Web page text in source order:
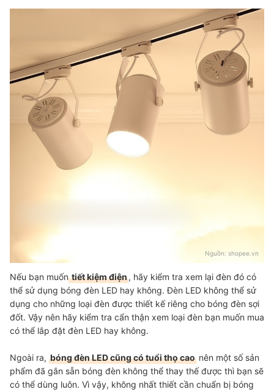
Nguồn: shopee.vn
Nếu bạn muốntiết kiệm điện, hãy kiểm tra xem lại đèn đó có
thể sử dụng bóng đèn LED hay không. Đèn LED không thể sử
dụng cho những loại đèn được thiết kế riêng cho bóng đèn sợi
đốt. Vậy nên hãy kiểm tra cẩn thận xem loại đèn bạn muốn mua
có thể lắp đặt đèn LED hay không.
Ngoài ra, bóng đèn LED cũng có tuổi thọ cao nên một số sản
phẩm đã gắn sẵn bóng đèn không thể thay thế được thì bạn sẽ
có thể dùng luôn. Vì vậy, không nhất thiết cần chuẩn bị bóng